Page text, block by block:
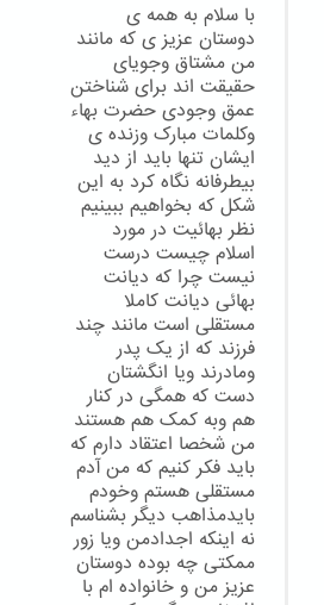
با سلام به همه ی
دوستان عزیز ی که مانند
من مشتاق وجویای
حقیقت اند برای شناختن
عمق وجودی حضرت بهاء
وکلمات مبارک وزنده ی
ایشان تنها باید از دید
بیطرفانه نگاه کرد به این
شکل که بخواهیم ببینیم
نظر بهائیت در مورد
اسلام چیست درست
نیست چرا که دیانت
بهائی دیانت کاملا
مستقلی است مانند چند
فرزند که از یک پدر
ومادرند ویا انگشتان
دست که همگی در کنار
هم وبه کمک هم هستند
من شخصا اعتقاد دارم که
باید فکر کنیم که من آدم
مستقلی هستم وخودم
بایدمذاهب دیگر بشناسم
نه اینکه اجدادمن ویا زور
ممکتی چه بوده دوستان
عزیز من و خانواده ام با